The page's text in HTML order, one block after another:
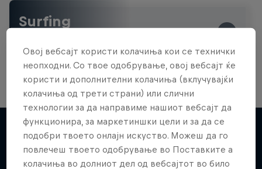
Surfing
roaring collection of surf films, shows and …
Повеќе слична содржина
WSL Replay
The latest action from the WSL Championship
Tour
1 сезона · 6 епизоди
Inside Pro Surfing
Come backstage on the 2025 WSL
Championship Tour
Овој вебсајт користи колачиња кои се технички
неопходни. Со твое одобрување, овој вебсајт ќе
користи и дополнителни колачиња (вклучувајќи
колачиња од трети страни) или слични
технологии за да направиме нашиот вебсајт да
функционира, за маркетиншки цели и за да се
подобри твоето онлајн искуство. Можеш да го
повлечеш твоето одобрување во Поставките а
колачиња во долниот дел од вебсајтот во било